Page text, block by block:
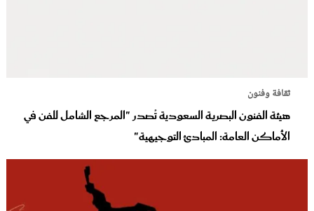
ثقافة وفنون
هيئة الفنون البصرية السعودية تُصدر "المرجع الشامل للفن في
الأماكن العامة: المبادئ التوجيهية"